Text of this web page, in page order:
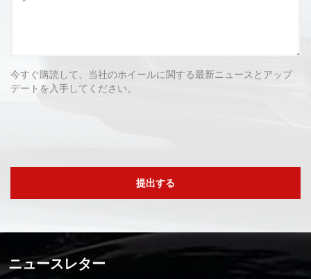
今すぐ購読して、当社のホイールに関する最新ニュースとアップ
デートを入手してください。
提出する
ニュースレター